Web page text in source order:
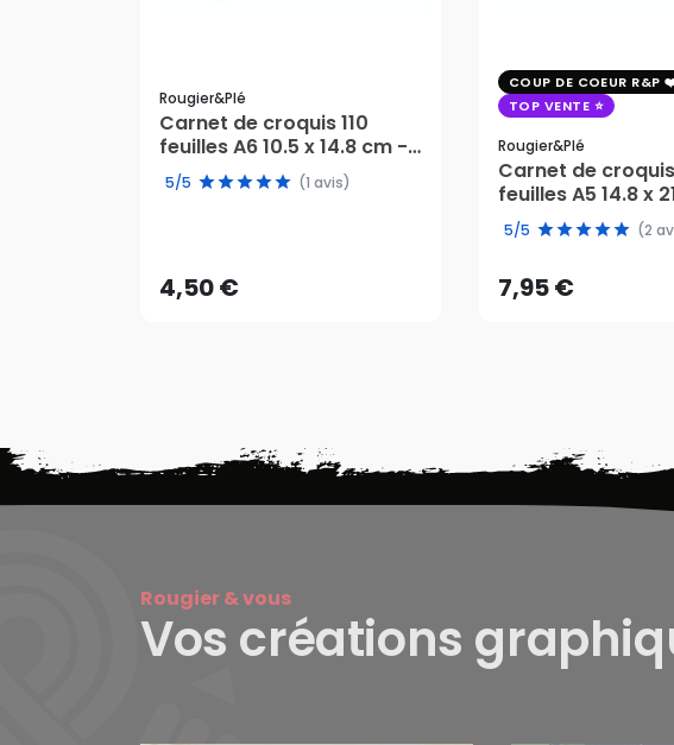
Rougier&plé
Carnet de croquis 110
feuilles A6 10.5 x 14.8 cm -
Rougier&Plé
5/5 (1 avis)
4,50 €AJOUTER AU PANIER
COUP DE COEUR R&P
TOP VENTE
Rougier&plé
Carnet de croquis
feuilles A5 14.8 x
Rougier&Plé
5/5 (2
7,95 €
7,95 €
AJOUTER AU
Rougier & vous
Vos créations